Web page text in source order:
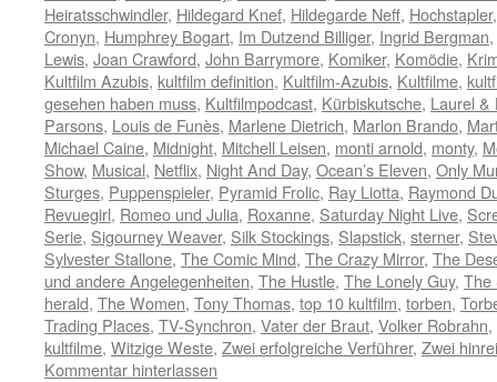
Heiratsschwindler, Hildegard Knef, Hildegarde Neff, Hochstapler
Cronyn, Humphrey Bogart, Im Dutzend Billiger, Ingrid Bergman,
Lewis, Joan Crawford, John Barrymore, Komiker, Komödie,
Kultfilm Azubis, kultfilm definition, Kultfilm-Azubis, Kultfilme,
gesehen haben muss, Kultfilmpodcast, Kürbiskutsche, Laurel &
Parsons, Louis de Funès, Marlene Dietrich, Marlon Brando,
Michael Caine, Midnight, Mitchell Leisen, monti arnold, monty,
Show, Musical, Netflix, Night And Day, Ocean’s Eleven, Only
Sturges, Puppenspieler, Pyramid Frolic, Ray Liotta, Raymond
Revuegirl, Romeo und Julia, Roxanne, Saturday Night Live,
Serie, Sigourney Weaver, Silk Stockings, Slapstick, sterner,
Sylvester Stallone, The Comic Mind, The Crazy Mirror, The
und andere Angelegenheiten, The Hustle, The Lonely Guy, The
herald, The Women, Tony Thomas, top 10 kultfilm, torben,
Trading Places, TV-Synchron, Vater der Braut, Volker Robrahn,
kultfilme, Witzige Weste, Zwei erfolgreiche Verführer, Zwei
Kommentar hinterlassen